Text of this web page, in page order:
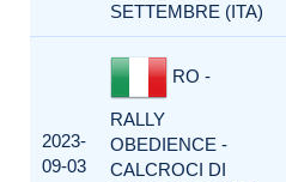
SETTEMBRE (ITA)
2023-
09-03
RO -
RALLY
OBEDIENCE -
CALCROCI DI